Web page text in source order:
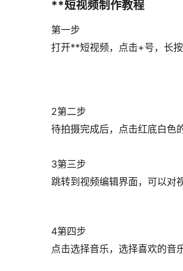
**短视频制作教程
第一步
打开**短视频，点击+号，长
2第二步
待拍摄完成后，点击红底白色
3第三步
跳转到视频编辑界面，可以对
4第四步
点击选择音乐，选择喜欢的音